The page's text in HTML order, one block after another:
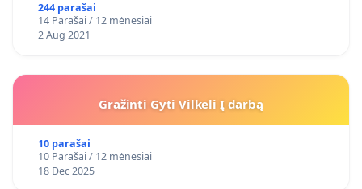
244 parašai
14 Parašai / 12 mėnesiai
2 Aug 2021
Gražinti Gyti Vilkeli Į darbą
10 parašai
10 Parašai / 12 mėnesiai
18 Dec 2025